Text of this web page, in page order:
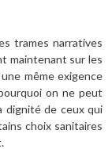
trames narratives
maintenant sur les
même exigence
on ne peut
dignité de ceux qui
choix sanitaires